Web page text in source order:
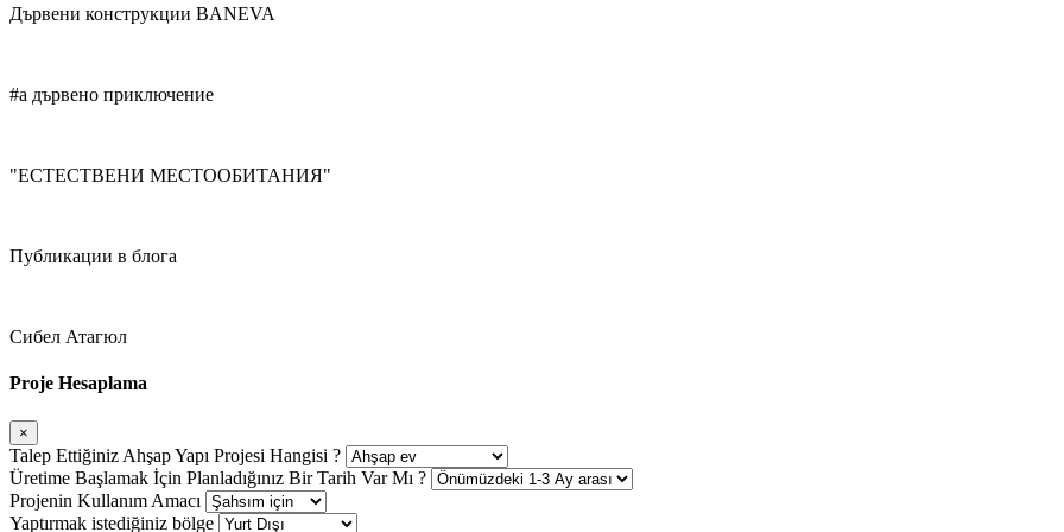
Дървени конструкции BANEVA
#а дървено приключение
"ЕСТЕСТВЕНИ МЕСТООБИТАНИЯ"
Публикации в блога
Сибел Атагюл
Proje Hesaplama
×
Talep Ettiğiniz Ahşap Yapı Projesi Hangisi ?
Üretime Başlamak İçin Planladığınız Bir Tarih Var Mı ?
Projenin Kullanım Amacı
Yaptırmak istediğiniz bölge